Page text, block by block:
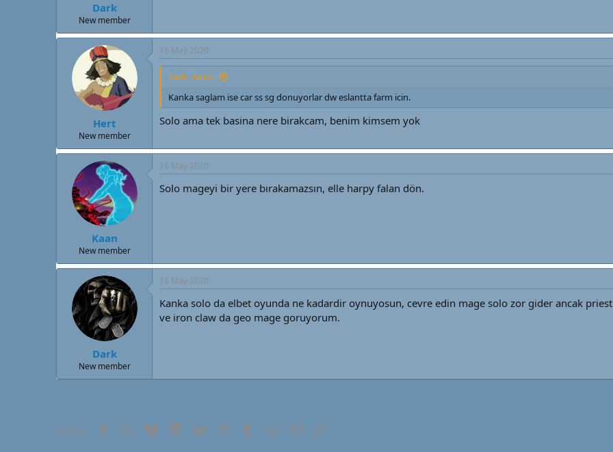
Dark
New member
Hert
New member
16 May 2020
Dark' Alıntı:
Kanka saglam ise car ss sg donuyorlar dw eslantta farm icin.
Solo ama tek basina nere birakcam, benim kimsem yok
Kaan
New member
16 May 2020
Solo mageyi bir yere bırakamazsın, elle harpy falan dön.
Dark
New member
16 May 2020
Kanka solo da elbet oyunda ne kadardir oynuyosun, cevre edin mage solo zor gider ancak
ve iron claw da geo mage goruyorum.
Paylaş: FacebookX (Twitter)
BlueskyLinkedIn
Reddit PinterestTumblr WhatsApp
E-postaLink